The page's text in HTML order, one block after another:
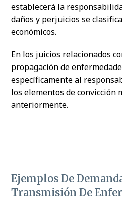
establecerá la
daños y perjuicios se
económicos.
En los juicios relacionados
propagación de
específicamente al
los elementos de convicción
anteriormente.
Ejemplos De
Transmisión De